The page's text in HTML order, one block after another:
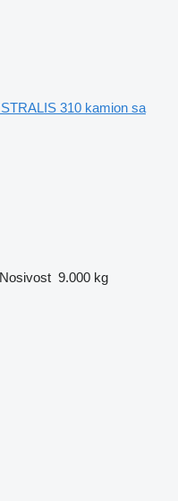
310 kamion sa
Nosivost 9.000 kg